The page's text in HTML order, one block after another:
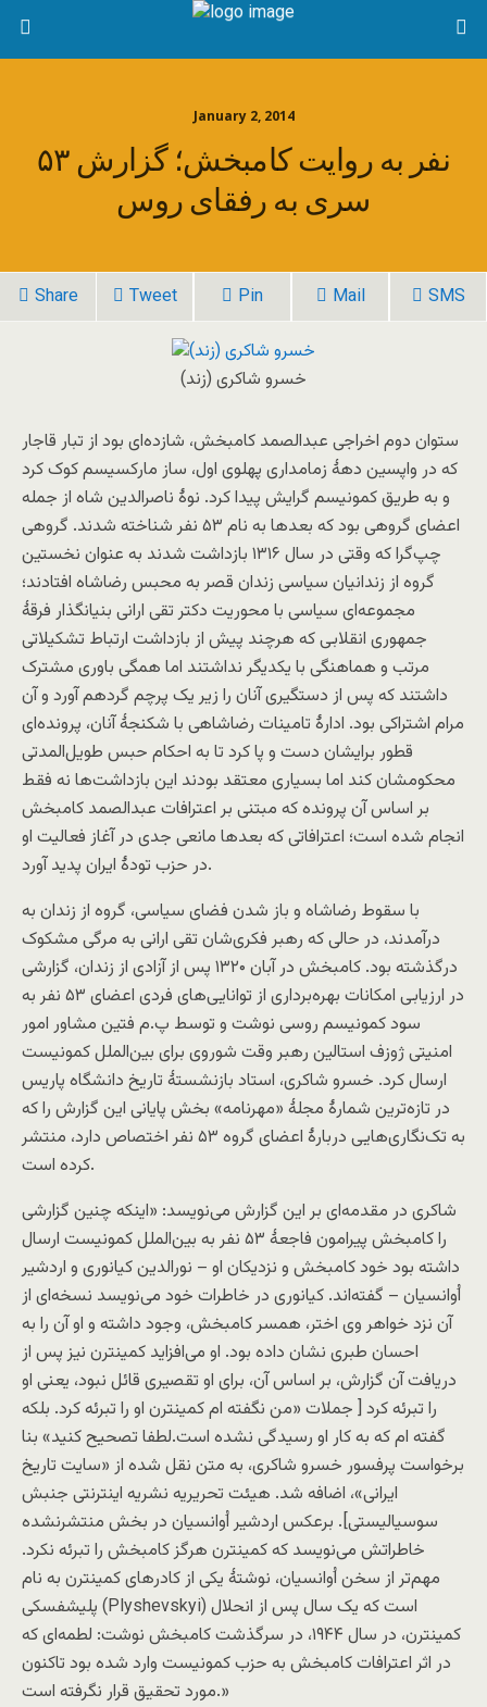
January 2, 2014
۵۳ نفر به روایت کامبخش؛ گزارش
سری به رفقای روس
Share Tweet Pin Mail SMS
خسرو شاکری (زند)
ستوان دوم اخراجی عبدالصمد کامبخش، شازده‌ای بود از تبار قاجار
که در واپسین دهۀ زمامداری پهلوی اول، ساز مارکسیسم کوک کرد
و به طریق کمونیسم گرایش پیدا کرد. نوۀ ناصرالدین ‌شاه از جمله
اعضای گروهی بود که بعدها به نام ۵۳ نفر شناخته شدند. گروهی
چپ‌گرا که وقتی در سال ۱۳۱۶ بازداشت شدند به عنوان نخستین
گروه از زندانیان سیاسی زندان قصر به محبس رضاشاه افتادند؛
مجموعه‌ای سیاسی با محوریت دکتر تقی ارانی بنیانگذار فرقۀ
جمهوری انقلابی که هرچند پیش از بازداشت ارتباط تشکیلاتی
مرتب و هماهنگی با یکدیگر نداشتند اما همگی باوری مشترک
داشتند که پس از دستگیری آنان را زیر یک پرچم گردهم آورد و آن
مرام اشتراکی بود. ادارۀ تامینات رضاشاهی با شکنجۀ آنان، پرونده‌ای
قطور برایشان دست و پا کرد تا به احکام حبس طویل‌المدتی
محکومشان کند اما بسیاری معتقد بودند این بازداشت‌ها نه فقط
بر اساس آن پرونده که مبتنی بر اعترافات عبدالصمد کامبخش
انجام شده است؛ اعترافاتی که بعد‌ها مانعی جدی در آغاز فعالیت او
در حزب تودۀ ایران پدید آورد.
با سقوط رضاشاه و باز شدن فضای سیاسی، گروه از زندان به
درآمدند، در حالی که رهبر فکری‌شان تقی ارانی به مرگی مشکوک
درگذشته بود. کامبخش در آبان ۱۳۲۰ پس از آزادی از زندان، گزارشی
در ارزیابی امکانات بهره‌برداری از توانایی‌های فردی اعضای ۵۳ نفر به
سود کمونیسم روسی نوشت و توسط پ.م فتین مشاور امور
امنیتی ژوزف استالین رهبر وقت شوروی برای بین‌الملل کمونیست
ارسال کرد. خسرو شاکری، استاد بازنشستۀ تاریخ دانشگاه پاریس
در تازه‌ترین شمارۀ مجلۀ «مهرنامه» بخش پایانی این گزارش را که
به تک‌نگاری‌هایی دربارۀ اعضای گروه ۵۳ نفر اختصاص دارد، منتشر
کرده است.
شاکری در مقدمه‌ای بر این گزارش می‌نویسد: «اینکه چنین گزارشی
را کامبخش پیرامون فاجعۀ ۵۳ نفر به بین‌الملل کمونیست ارسال
داشته بود خود کامبخش و نزدیکان او – نورالدین کیانوری و اردشیر
اُوانسیان – گفته‌اند. کیانوری در خاطرات خود می‌نویسد نسخه‌ای از
آن نزد خواهر وی اختر، همسر کامبخش، وجود داشته و او آن را به
احسان طبری نشان داده بود. او می‌افزاید کمینترن نیز پس از
دریافت آن گزارش، بر اساس آن، برای او تقصیری قائل نبود، یعنی او
را تبرئه کرد [ جملات «من نگفته ام کمینترن او را تبرئه کرد. بلکه
گفته ام که به کار او رسیدگی نشده است.لطفا تصحيح کنید» بنا
برخواست پرفسور خسرو شاکری، به متن نقل شده از «سايت تاريخ
ايرانی»، اضافه شد. هيئت تحريريه نشريه اينترنتی جنبش
سوسياليستی]. برعکس اردشیر اُوانسیان در بخش منتشرنشده
خاطراتش می‌نویسد که کمینترن هرگز کامبخش را تبرئه نکرد.
مهم‌تر از سخن اُوانسیان، نوشتۀ یکی از کادرهای کمینترن به نام
پلیشفسکی (Plyshevskyi) است که یک سال پس از انحلال
کمینترن، در سال ۱۹۴۴، در سرگذشت کامبخش نوشت: لطمه‌ای که
در اثر اعترافات کامبخش به حزب کمونیست وارد شده بود تاکنون
مورد تحقیق قرار نگرفته است.»